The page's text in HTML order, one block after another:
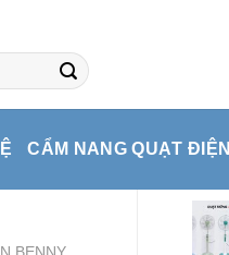
CẨM NANG QUẠT ĐIỆN